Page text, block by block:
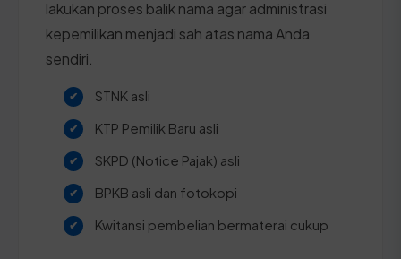
lakukan proses balik nama agar administrasi
kepemilikan menjadi sah atas nama Anda
sendiri.
STNK asli
KTP Pemilik Baru asli
SKPD (Notice Pajak) asli
BPKB asli dan fotokopi
Kwitansi pembelian bermaterai cukup